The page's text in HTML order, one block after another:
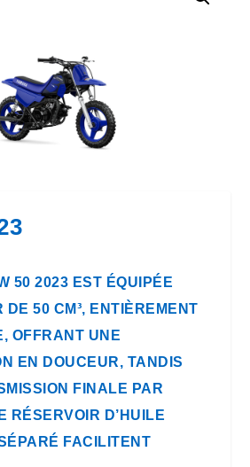
50 2023 EST ÉQUIPÉE
DE 50 CM³, ENTIÈREMENT
OFFRANT UNE
EN DOUCEUR, TANDIS
FINALE PAR
RÉSERVOIR D’HUILE
FACILITENT